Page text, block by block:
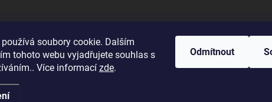
soubory cookie. Dalším
tohoto webu vyjadřujete souhlas s
Více informací zde.
Odmítnout